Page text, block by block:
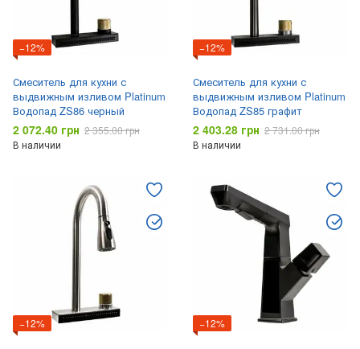
−12%
Смеситель для кухни с
выдвижным изливом Platinum
Водопад ZS86 черный
2 072.40 грн 2 355.00 грн
В наличии
−12%
Смеситель для кухни с
выдвижным изливом Platinum
Водопад ZS85 графит
2 403.28 грн 2 731.00 грн
В наличии
−12% −12%